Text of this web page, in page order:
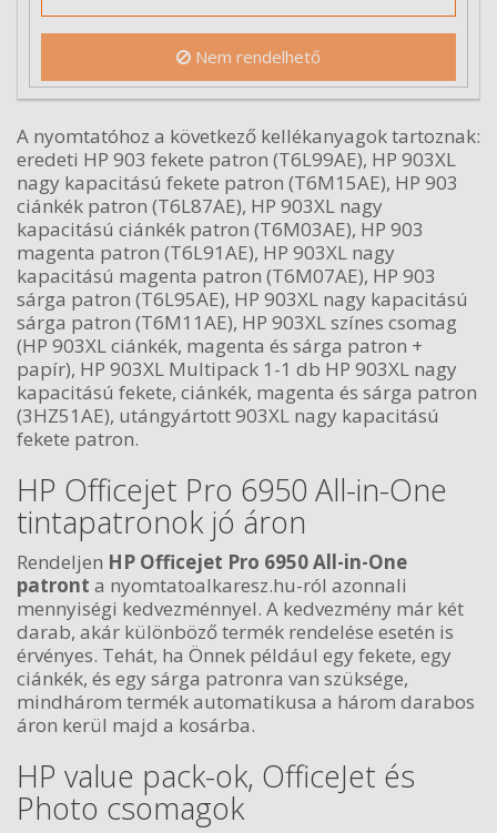
Nem rendelhető
A nyomtatóhoz a következő kellékanyagok tartoznak:
eredeti HP 903 fekete patron (T6L99AE), HP 903XL
nagy kapacitású fekete patron (T6M15AE), HP 903
ciánkék patron (T6L87AE), HP 903XL nagy
kapacitású ciánkék patron (T6M03AE), HP 903
magenta patron (T6L91AE), HP 903XL nagy
kapacitású magenta patron (T6M07AE), HP 903
sárga patron (T6L95AE), HP 903XL nagy kapacitású
sárga patron (T6M11AE), HP 903XL színes csomag
(HP 903XL ciánkék, magenta és sárga patron +
papír), HP 903XL Multipack 1-1 db HP 903XL nagy
kapacitású fekete, ciánkék, magenta és sárga patron
(3HZ51AE), utángyártott 903XL nagy kapacitású
fekete patron.
HP Officejet Pro 6950 All-in-One
tintapatronok jó áron
Rendeljen HP Officejet Pro 6950 All-in-One
patront a nyomtatoalkaresz.hu-ról azonnali
mennyiségi kedvezménnyel. A kedvezmény már két
darab, akár különböző termék rendelése esetén is
érvényes. Tehát, ha Önnek például egy fekete, egy
ciánkék, és egy sárga patronra van szüksége,
mindhárom termék automatikusa a három darabos
áron kerül majd a kosárba.
HP value pack-ok, OfficeJet és
Photo csomagok